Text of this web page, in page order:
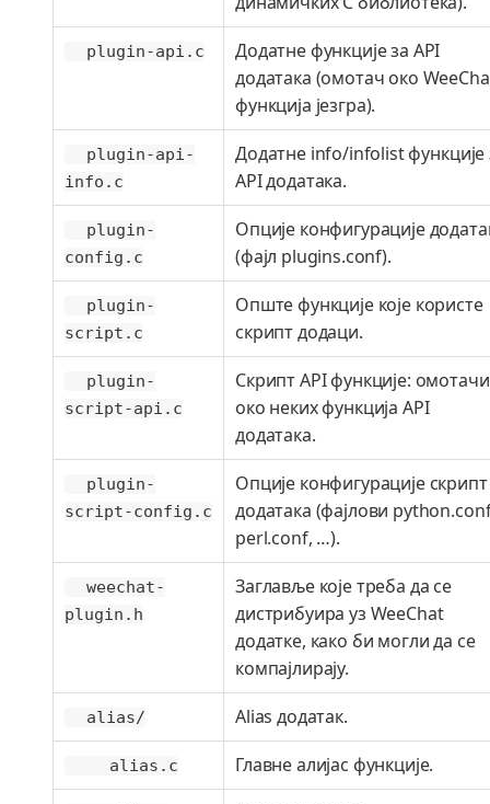
plugin-api.c
Додатне функције за API
додатака (омотач око
функција језгра).
plugin-api-
info.c
Додатне info/infolist функције
API додатака.
plugin-
config.c
Опције конфигурације
(фајл plugins.conf).
plugin-
script.c
Опште функције које користе
скрипт додаци.
plugin-
script-api.c
Скрипт API функције: омотачи
око неких функција API
додатака.
plugin-
script-config.c
Опције конфигурације скрипт
додатака (фајлови
perl.conf, …​).
weechat-
plugin.h
Заглавље које треба да се
дистрибуира уз WeeChat
додатке, како би могли да се
компајлирају.
alias/ Alias додатак.
alias.c Главне алијас функције.